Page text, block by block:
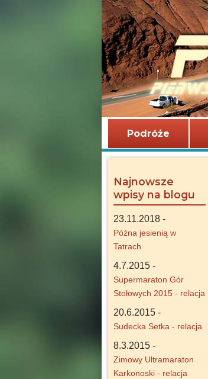
Podróże
Najnowsze
wpisy na blogu
23.11.2018 -
Późna jesienią w
Tatrach
4.7.2015 -
Supermaraton Gór
Stołowych 2015 - relacja
20.6.2015 -
Sudecka Setka - relacja
8.3.2015 -
Zimowy Ultramaraton
Karkonoski - relacja